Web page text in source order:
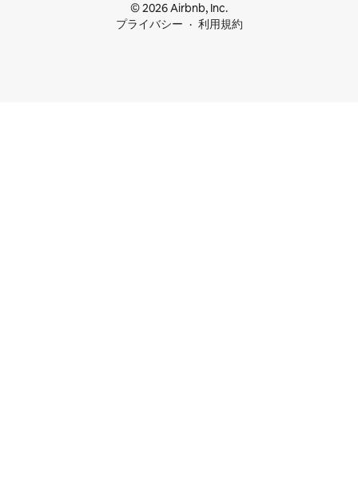
© 2026 Airbnb, Inc.
プライバシー
利用規約